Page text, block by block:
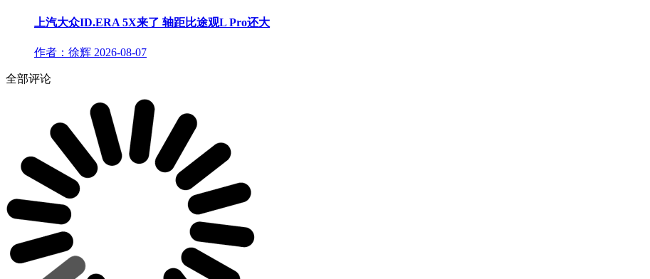
上汽大众ID.ERA 5X来了 轴距比途观L Pro还大
作者：徐辉 2026-08-07
全部评论